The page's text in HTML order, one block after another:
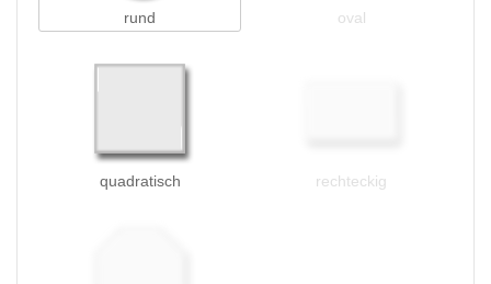
rund oval
quadratisch rechteckig